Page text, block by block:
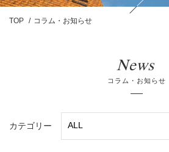
TOP コラム・お知らせ
News
コラム・お知らせ
カテゴリー